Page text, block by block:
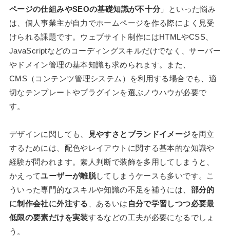
ページの仕組みやSEOの基礎知識が不十分」といった悩み
は、個人事業主が自力でホームページを作る際によく見受
けられる課題です。ウェブサイト制作にはHTMLやCSS、
JavaScriptなどのコーディングスキルだけでなく、サーバー
やドメイン管理の基本知識も求められます。また、
CMS（コンテンツ管理システム）を利用する場合でも、適
切なテンプレートやプラグインを選ぶノウハウが必要で
す。
デザインに関しても、 見やすさとブランドイメージを両立
するためには、配色やレイアウトに関する基本的な知識や
経験が問われます。素人判断で装飾を多用してしまうと、
かえってユーザーが離脱してしまうケースも多いです。こ
ういった専門的なスキルや知識の不足を補うには、 部分的
に制作会社に外注する 、あるいは 自分で学習しつつ必要最
低限の要素だけを実装するなどの工夫が必要になるでしょ
う。